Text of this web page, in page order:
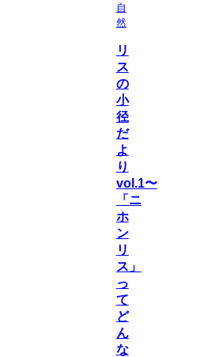
自
然
リ
ス
の
小
径
だ
よ
り
vol.1〜
「ニ
ホ
ン
リ
ス」
っ
て
ど
ん
な